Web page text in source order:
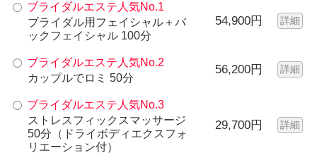
ブライダルエステ人気No.1
ブライダル用フェイシャル＋バ
ックフェイシャル 100分
54,900円 詳細
ブライダルエステ人気No.2
カップルでロミ 50分
56,200円 詳細
ブライダルエステ人気No.3
ストレスフィックスマッサージ
50分（ドライボディエクスフォ
リエーション付）
29,700円 詳細